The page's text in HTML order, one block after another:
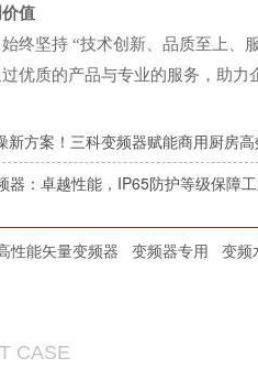
值
终坚持 “技术创新、品质至上、
优质的产品与专业的服务，助
新方案！三科变频器赋能商用厨房
器：卓越性能，IP65防护等级保障
性能矢量变频器 变频器专用 变频
CASE